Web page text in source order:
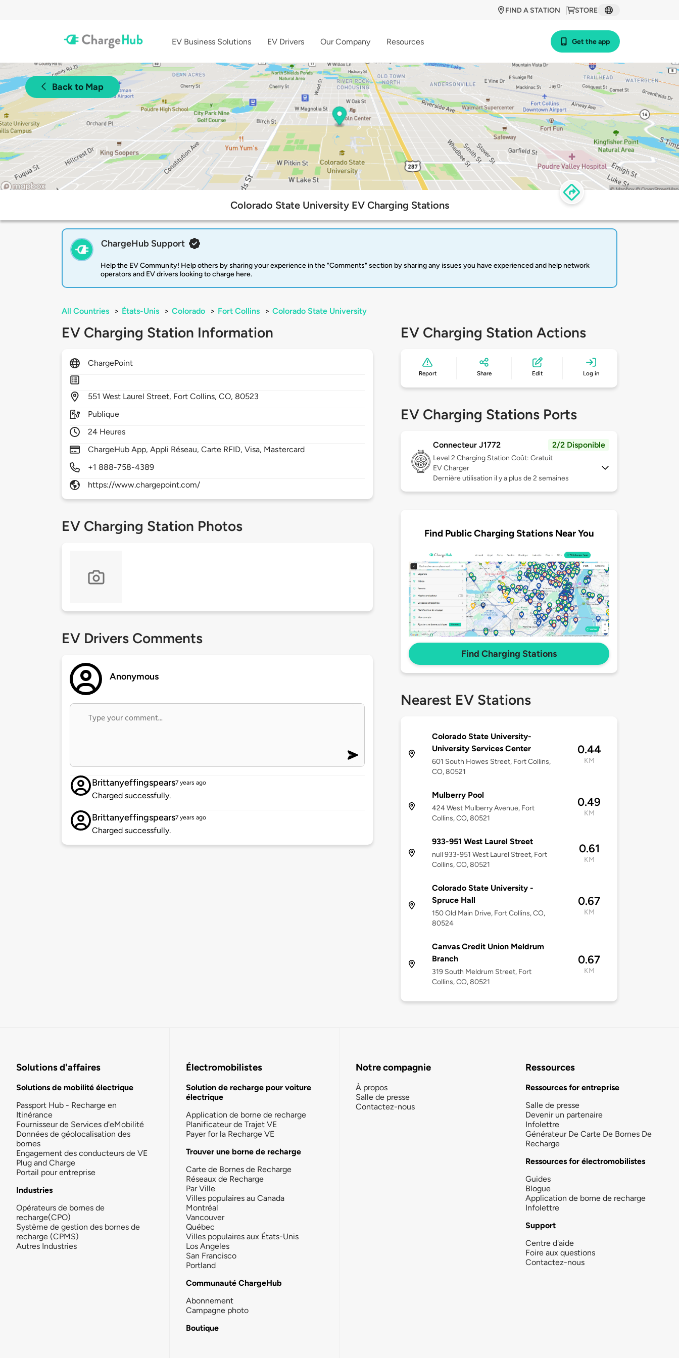
STORE
FIND A STATION
EV Business Solutions EV Drivers Our Company Resources Get the app
Back to Map
Colorado State University EV Charging Stations
ChargeHub Support
Help the EV Community! Help others by sharing your experience in the "Comments" section by sharing any issues you have experienced and help network
operators and EV drivers looking to charge here.
All Countries > États-Unis > Colorado > Fort Collins > Colorado State University
EV Charging Station Information
ChargePoint
551West Laurel Street, Fort Collins,CO, 80523
Publique
24 Heures
ChargeHub App, Appli Réseau, Carte RFID, Visa, Mastercard
+1 888-758-4389
https://www.chargepoint.com/
EV Charging Station Photos
EV Drivers Comments
Anonymous
Brittanyeffingspears7 years ago
Charged successfully.
Brittanyeffingspears7 years ago
Charged successfully.
EV Charging Station Actions
Report Share Edit Log in
EV Charging Stations Ports
Connecteur J1772 2/2 Disponible
Level 2 Charging Station Coût: Gratuit
EV Charger
Dernière utilisation il y a plus de 2 semaines
Find Public Charging Stations Near You
Find Charging Stations
Nearest EV Stations
Colorado State University-
University Services Center
601 South Howes Street, Fort Collins,
CO, 80521
0.44
KM
Mulberry Pool
424 West Mulberry Avenue, Fort
Collins, CO, 80521
0.49
KM
933-951 West Laurel Street
null 933-951 West Laurel Street, Fort
Collins, CO, 80521
0.61
KM
Colorado State University -
Spruce Hall
150 Old Main Drive, Fort Collins, CO,
80524
0.67
KM
Canvas Credit Union Meldrum
Branch
319 South Meldrum Street, Fort
Collins, CO, 80521
0.67
KM
Solutions d'affaires
Solutions de mobilité électrique
Passport Hub - Recharge en
Itinérance
Fournisseur de Services d'eMobilité
Données de géolocalisation des
bornes
Engagement des conducteurs de VE
Plug and Charge
Portail pour entreprise
Industries
Opérateurs de bornes de
recharge(CPO)
Système de gestion des bornes de
recharge (CPMS)
Autres Industries
Électromobilistes
Solution de recharge pour voiture
électrique
Application de borne de recharge
Planificateur de Trajet VE
Payer for la Recharge VE
Trouver une borne de recharge
Carte de Bornes de Recharge
Réseaux de Recharge
Par Ville
Villes populaires au Canada
Montréal
Vancouver
Québec
Villes populaires aux États-Unis
Los Angeles
San Francisco
Portland
Communauté ChargeHub
Abonnement
Campagne photo
Boutique
Notre compagnie
À propos
Salle de presse
Contactez-nous
Ressources
Ressources for entreprise
Salle de presse
Devenir un partenaire
Infolettre
Générateur De Carte De Bornes De
Recharge
Ressources for électromobilistes
Guides
Blogue
Application de borne de recharge
Infolettre
Support
Centre d'aide
Foire aux questions
Contactez-nous